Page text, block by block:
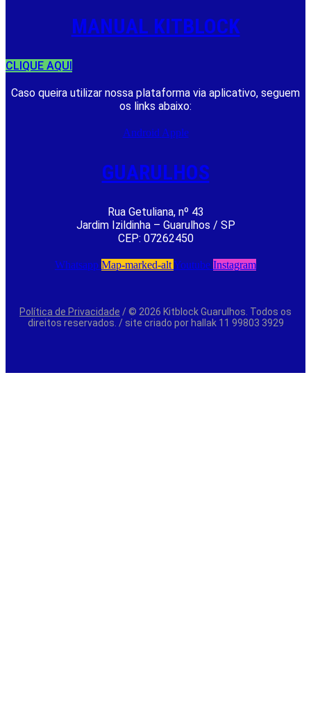
MANUAL KITBLOCK
CLIQUE AQUI
Caso queira utilizar nossa plataforma via aplicativo, seguem
os links abaixo:
Android Apple
GUARULHOS
Rua Getuliana, nº 43
Jardim Izildinha – Guarulhos / SP
CEP: 07262450
Whatsapp Map-marked-altYoutube Instagram
Política de Privacidade / © 2026 Kitblock Guarulhos. Todos os
direitos reservados. / site criado por hallak 11 99803 3929